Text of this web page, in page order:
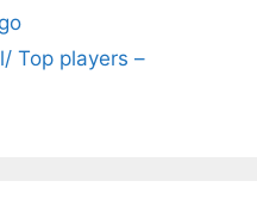
Top players –